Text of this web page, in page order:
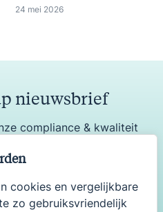
cookies en vergelijkbare
zo gebruiksvriendelijk
24 mei 2026
nieuwsbrief
compliance & kwaliteit